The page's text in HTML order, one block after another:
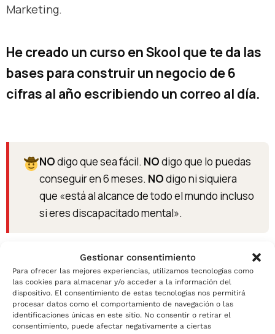
Gestionar consentimiento
Para ofrecer las mejores experiencias, utilizamos tecnologías como
las cookies para almacenar y/o acceder a la información del
dispositivo. El consentimiento de estas tecnologías nos permitirá
procesar datos como el comportamiento de navegación o las
identificaciones únicas en este sitio. No consentir o retirar el
consentimiento, puede afectar negativamente a ciertas
Marketing.
He creado un curso en Skool que te da las
bases para construir un negocio de 6
cifras al año escribiendo un correo al día.
NOdigo que sea fácil. NOdigo que lo puedas
conseguir en 6 meses. NOdigo ni siquiera
que «está al alcance de todo el mundo incluso
si eres discapacitado mental».
Lo que digo es que con la información
adecuada, sudor, esfuerzo, empeño, intuición,
inteligencia, garra y mucho trabajo puedes
lograr la disparatada vida del copywriter vago e